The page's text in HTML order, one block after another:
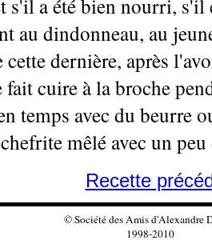
s'il a été bien nourri,
au dindonneau, au
cette dernière, après
fait cuire à la broche
temps avec du beurre
mêlé avec un
Recette
© Société des Amis d'Alexandre
1998-2010